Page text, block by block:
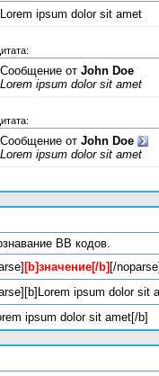
Lorem ipsum dolor sit amet
Сообщение от John Doe
Lorem ipsum dolor sit amet
Сообщение от John Doe
Lorem ipsum dolor sit amet
BB кодов.
[b]значение[/b] [/noparse]
ipsum dolor sit
ipsum dolor sit amet[/b]